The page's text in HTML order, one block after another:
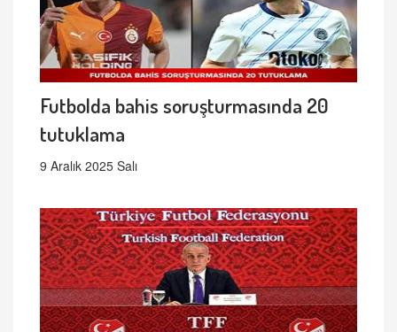
Futbolda bahis soruşturmasında 20
tutuklama
9 Aralık 2025 Salı